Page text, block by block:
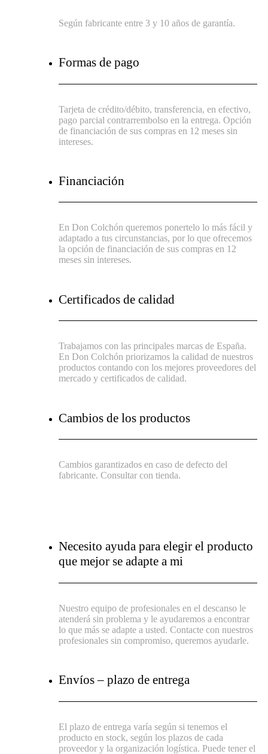
Según fabricante entre 3 y 10 años de garantía.
Formas de pago
Tarjeta de crédito/débito, transferencia, en efectivo,
pago parcial contrarrembolso en la entrega. Opción
de financiación de sus compras en 12 meses sin
intereses.
Financiación
En Don Colchón queremos ponertelo lo más fácil y
adaptado a tus circunstancias, por lo que ofrecemos
la opción de financiación de sus compras en 12
meses sin intereses.
Certificados de calidad
Trabajamos con las principales marcas de España.
En Don Colchón priorizamos la calidad de nuestros
productos contando con los mejores proveedores del
mercado y certificados de calidad.
Cambios de los productos
Cambios garantizados en caso de defecto del
fabricante. Consultar con tienda.
Necesito ayuda para elegir el producto
que mejor se adapte a mi
Nuestro equipo de profesionales en el descanso le
atenderá sin problema y le ayudaremos a encontrar
lo que más se adapte a usted. Contacte con nuestros
profesionales sin compromiso, queremos ayudarle.
Envíos – plazo de entrega
El plazo de entrega varía según si tenemos el
producto en stock, según los plazos de cada
proveedor y la organización logística. Puede tener el